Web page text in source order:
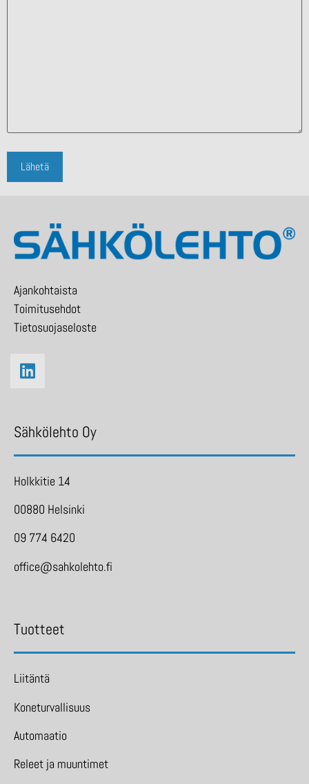
Ajankohtaista
Toimitusehdot
Tietosuojaseloste
Sähkölehto Oy
Holkkitie 14
00880 Helsinki
09 774 6420
office@sahkolehto.fi
Tuotteet
Liitäntä
Koneturvallisuus
Automaatio
Releet ja muuntimet